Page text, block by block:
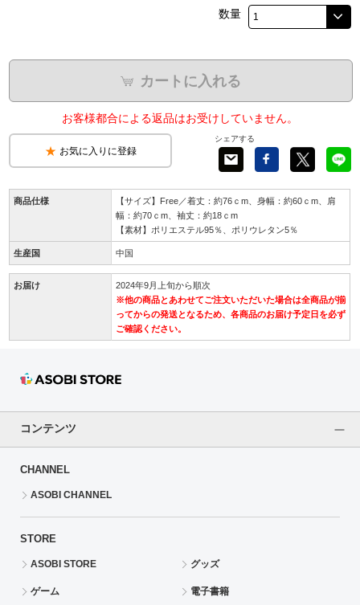
数量
カートに入れる
お客様都合による返品はお受けしていません。
お気に入りに登録
シェアする
商品仕様
【サイズ】Free／着丈：約76ｃm、身幅：約60ｃm、肩
幅：約70ｃm、袖丈：約18ｃm
【素材】ポリエステル95％、ポリウレタン5％
生産国 中国
お届け
2024年9月上旬から順次
※他の商品とあわせてご注文いただいた場合は全商品が揃
ってからの発送となるため、各商品のお届け予定日を必ず
ご確認ください。
コンテンツ
CHANNEL
ASOBI CHANNEL
STORE
ASOBI STORE グッズ
ゲーム 電子書籍